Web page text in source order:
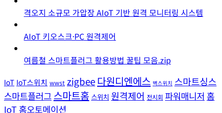
격오지 소규모 가압장 AIoT 기반 원격 모니터링 시스템
AIoT 키오스크·PC 원격제어
여름철 스마트플러그 활용방법 꿀팁 모음.zip
IoT IoT스위치 wwst zigbee다원디엔에스 벽스위치 스마트싱스
스마트플러그스마트홈 스위치 원격제어 전시회 파워매니저 홈
IoT홈오토메이션